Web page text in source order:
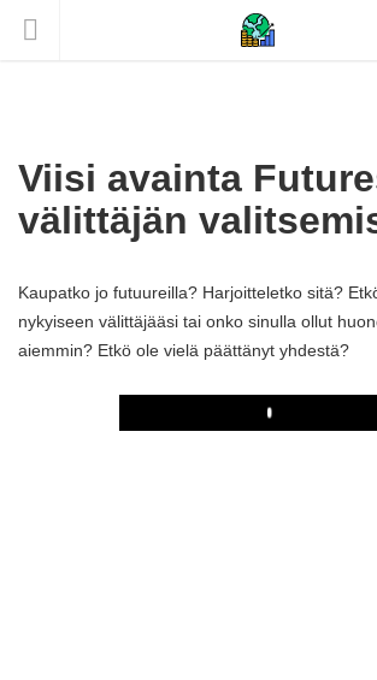
Viisi avainta
välittäjän
Kaupatko jo futuureilla? Harjoitteletko sitä?
nykyiseen välittäjääsi tai onko sinulla ollut
aiemmin? Etkö ole vielä päättänyt yhdestä?
Play